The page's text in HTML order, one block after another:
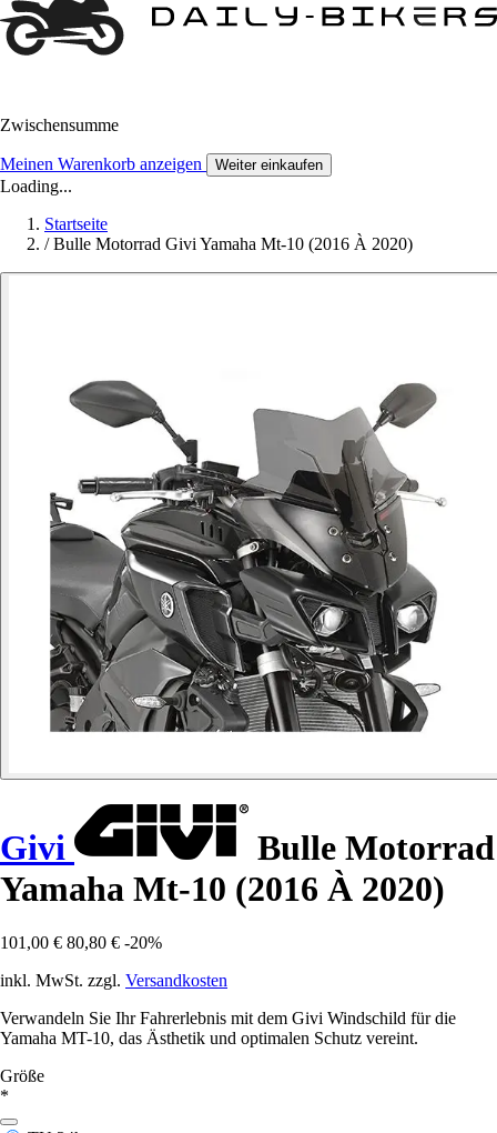
Zwischensumme
Meinen Warenkorb anzeigen Weiter einkaufen
Loading...
Startseite
/ Bulle Motorrad Givi Yamaha Mt-10 (2016 À 2020)
Givi
Bulle Motorrad
Yamaha Mt-10 (2016 À 2020)
101,00 € 80,80 € -20%
inkl. MwSt. zzgl. Versandkosten
Verwandeln Sie Ihr Fahrerlebnis mit dem Givi Windschild für die
Yamaha MT-10, das Ästhetik und optimalen Schutz vereint.
Größe
*